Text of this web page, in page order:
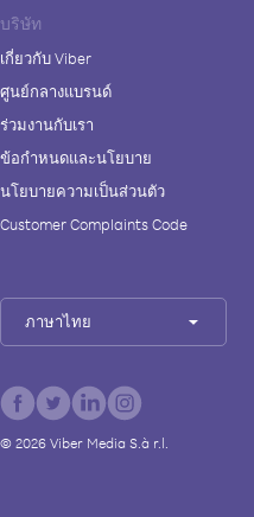
บริษัท
เกี่ยวกับ Viber
ศูนย์กลางแบรนด์
ร่วมงานกับเรา
ข้อกำหนดและนโยบาย
นโยบายความเป็นส่วนตัว
Customer Complaints Code
ภาษาไทย
© 2026Viber Media S.à r.l.